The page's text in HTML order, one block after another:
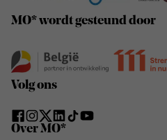
MO* wordt gesteund door
Volg ons
Over MO*